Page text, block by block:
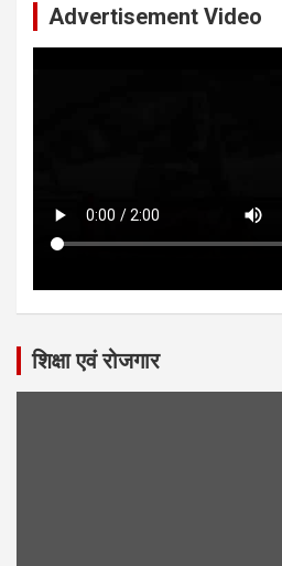
Advertisement Video
शिक्षा एवं रोजगार